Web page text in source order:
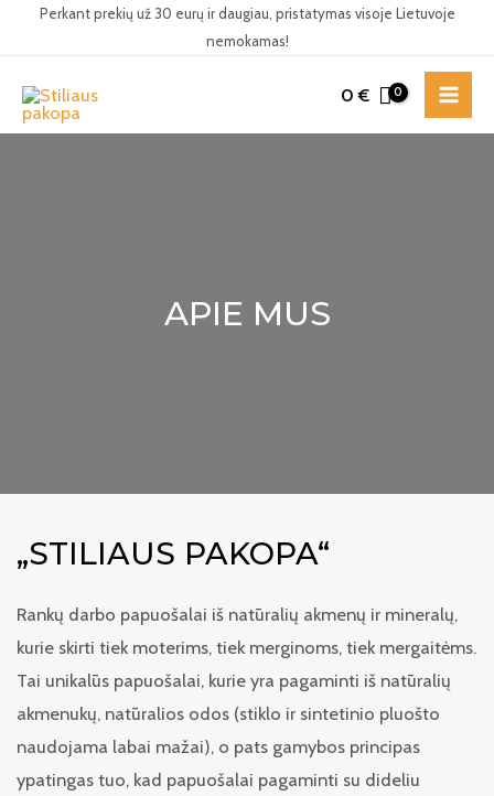
Perkant prekių už 30 eurų ir daugiau, pristatymas visoje Lietuvoje
nemokamas!
0 €
APIE MUS
„STILIAUS PAKOPA“
Rankų darbo papuošalai iš natūralių akmenų ir mineralų,
kurie skirti tiek moterims, tiek merginoms, tiek mergaitėms.
Tai unikalūs papuošalai, kurie yra pagaminti iš natūralių
akmenukų, natūralios odos (stiklo ir sintetinio pluošto
naudojama labai mažai), o pats gamybos principas
ypatingas tuo, kad papuošalai pagaminti su dideliu